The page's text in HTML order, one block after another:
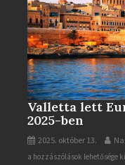
Valletta lett
2025-ben
2025. október 13.
Valletta
a hozzászólások lehetősége